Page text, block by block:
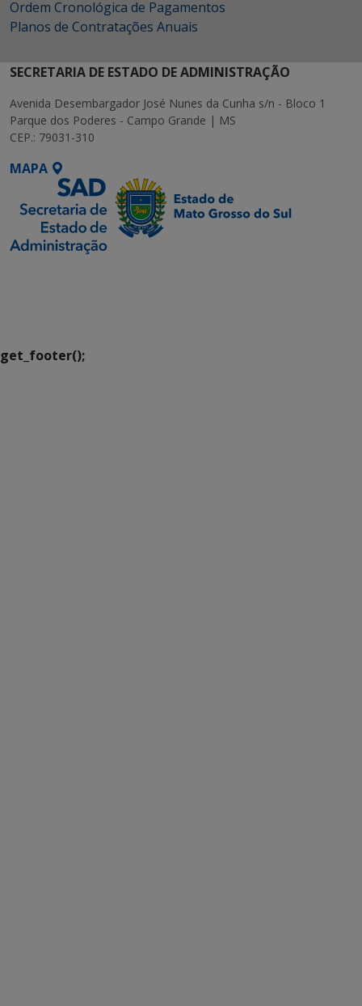
Ordem Cronológica de Pagamentos
Planos de Contratações Anuais
SECRETARIA DE ESTADO DE ADMINISTRAÇÃO
Avenida Desembargador José Nunes da Cunha s/n - Bloco 1
Parque dos Poderes - Campo Grande | MS
CEP.: 79031-310
MAPA
get_footer();